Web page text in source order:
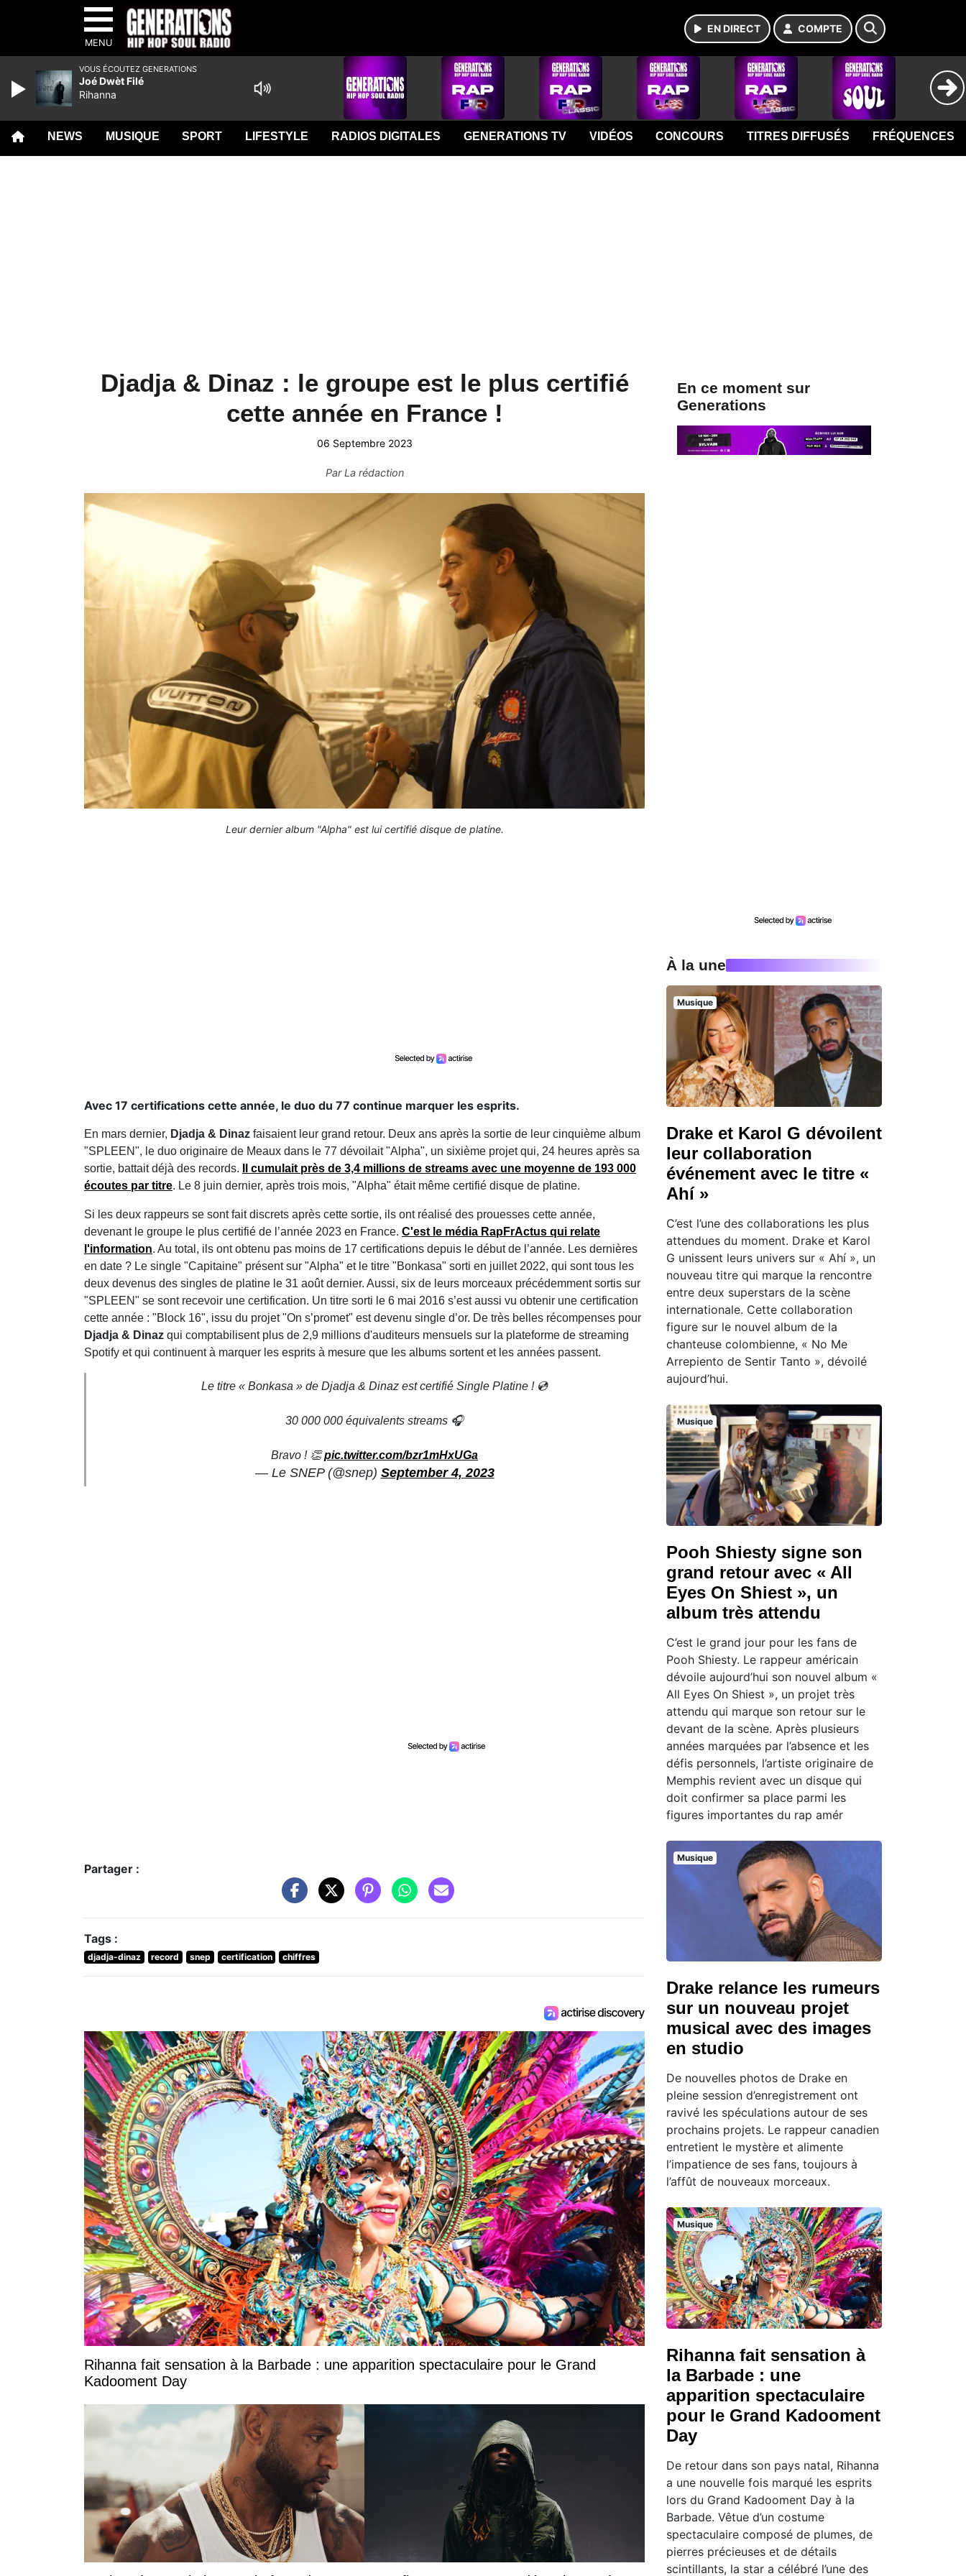
MENU
EN DIRECT COMPTE
NEWS MUSIQUE SPORT LIFESTYLE RADIOS DIGITALES GENERATIONS TV VIDÉOS CONCOURS TITRES DIFFUSÉS FRÉQUENCES
Djadja & Dinaz : le groupe est le plus certifié
cette année en France !
06 Septembre 2023
ParLa rédaction
Leur dernier album "Alpha" est lui certifié disque de platine.
Avec 17 certifications cette année, le duo du 77 continue marquer les esprits.
En mars dernier, Djadja & Dinaz faisaient leur grand retour. Deux ans après la sortie de leur cinquième album
"SPLEEN", le duo originaire de Meaux dans le 77 dévoilait "Alpha", un sixième projet qui, 24 heures après sa
sortie, battait déjà des records.
Il cumulait près de 3,4 millions de streams avec une moyenne de 193 000
écoutes par titre. Le 8 juin dernier, après trois mois, "Alpha" était même certifié disque de platine.
Si les deux rappeurs se sont fait discrets après cette sortie, ils ont réalisé des prouesses cette année,
devenant le groupe le plus certifié de l’année 2023 en France. C'est le média RapFrActus qui relate
l'information. Au total, ils ont obtenu pas moins de 17 certifications depuis le début de l’année. Les dernières
en date ? Le single "Capitaine" présent sur "Alpha" et le titre "Bonkasa" sorti en juillet 2022, qui sont tous les
deux devenus des singles de platine le 31 août dernier. Aussi, six de leurs morceaux précédemment sortis sur
"SPLEEN" se sont recevoir une certification. Un titre sorti le 6 mai 2016 s’est aussi vu obtenir une certification
cette année : "Block 16", issu du projet "On s’promet" est devenu single d’or. De très belles récompenses pour
Djadja & Dinaz qui comptabilisent plus de 2,9 millions d'auditeurs mensuels sur la plateforme de streaming
Spotify et qui continuent à marquer les esprits à mesure que les albums sortent et les années passent.
Le titre « Bonkasa » de Djadja & Dinaz est certifié Single Platine ! 💿
30 000 000 équivalents streams 🎧
Bravo ! 👏pic.twitter.com/bzr1mHxUGa
— Le SNEP (@snep) September 4, 2023
Partager :
Tags :
djadja-dinaz record snep certification chiffres
Rihanna fait sensation à la Barbade : une apparition spectaculaire pour le Grand
Kadooment Day
En ce moment sur
Generations
À la une
Musique
Drake et Karol G dévoilent
leur collaboration
événement avec le titre «
Ahí »
C’est l’une des collaborations les plus
attendues du moment. Drake et Karol
G unissent leurs univers sur « Ahí », un
nouveau titre qui marque la rencontre
entre deux superstars de la scène
internationale. Cette collaboration
figure sur le nouvel album de la
chanteuse colombienne, « No Me
Arrepiento de Sentir Tanto », dévoilé
aujourd’hui.
Musique
Pooh Shiesty signe son
grand retour avec « All
Eyes On Shiest », un
album très attendu
C’est le grand jour pour les fans de
Pooh Shiesty. Le rappeur américain
dévoile aujourd’hui son nouvel album «
All Eyes On Shiest », un projet très
attendu qui marque son retour sur le
devant de la scène. Après plusieurs
années marquées par l’absence et les
défis personnels, l’artiste originaire de
Memphis revient avec un disque qui
doit confirmer sa place parmi les
figures importantes du rap amér
Musique
Drake relance les rumeurs
sur un nouveau projet
musical avec des images
en studio
De nouvelles photos de Drake en
pleine session d’enregistrement ont
ravivé les spéculations autour de ses
prochains projets. Le rappeur canadien
entretient le mystère et alimente
l’impatience de ses fans, toujours à
l’affût de nouveaux morceaux.
Musique
Rihanna fait sensation à
la Barbade : une
apparition spectaculaire
pour le Grand Kadooment
Day
De retour dans son pays natal, Rihanna
a une nouvelle fois marqué les esprits
lors du Grand Kadooment Day à la
Barbade. Vêtue d’un costume
spectaculaire composé de plumes, de
pierres précieuses et de détails
scintillants, la star a célébré l’une des
VOUS ÉCOUTEZ GENERATIONS
Joé Dwèt Filé
Rihanna